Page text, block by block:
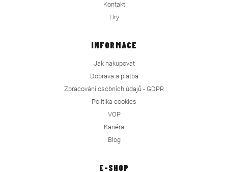
Kontakt
Hry
INFORMACE
Jak nakupovat
Doprava a platba
Zpracování osobních údajů - GDPR
Politika cookies
VOP
Kariéra
Blog
E-SHOP